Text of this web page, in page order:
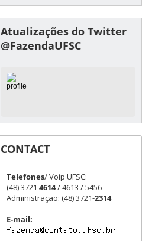
Atualizações do Twitter
@FazendaUFSC
CONTACT
Telefones/ Voip UFSC:
(48) 3721 4614/ 4613 / 5456
Administração: (48) 3721-2314
E-mail: